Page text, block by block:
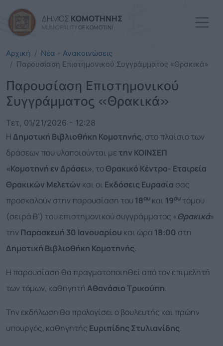
ΔΗΜΟΣ ΚΟΜΟΤΗΝΗΣ
MUNICIPALITY OF KOMOTINI
Αρχική
Νέα - Ανακοινώσεις
Παρουσίαση Επιστημονικού Συγγράμματος «Θρακικά»
Παρουσίαση Επιστημονικού
Συγγράμματος «Θρακικά»
Τετ, 01/21/2026 - 12:28
ΗΔημοτική Βιβλιοθήκη Κομοτηνής, στο πλαίσιο των
δράσεων που υλοποιούνται μετην ΚΟΙΝΣΕΠ
«Κομοτηνή εν Δράσει», τοΘρακικό Κέντρο- Εταιρεία
Θρακικών Μελετών και οι Εκδόσεις Ευρασία σας
προσκαλούν στην παρουσίαση του 18ου και 19ου τόμου
(σειρά Β’) του επιστημονικού συγγράμματος «Θρακικά»
την Παρασκευή 30 Ιανουαρίου και ώρα 18:00 στη
Δημοτική Βιβλιοθήκη Κομοτηνής.
Η παρουσίαση θα πραγματοποιηθεί από τον επιμελητή
των τόμων, καθηγητήΑθανάσιο Τρικούπη.
Την εκδήλωση θα προλογίσει ο βουλευτής και πρώην
υπουργός, καθηγητής Ευριπίδης Στυλιανίδης.